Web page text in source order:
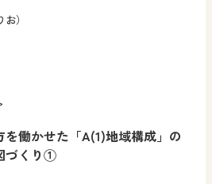
）
働かせた「A(1)地域構成」の
づくり①